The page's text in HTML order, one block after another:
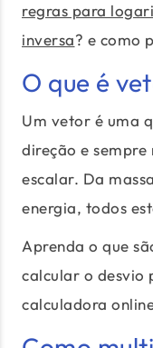
regras para
inversa? e como
O que é
Um vetor é uma
direção e
escalar. Da
energia, todos
Aprenda o que
calcular o desvio
calculadora